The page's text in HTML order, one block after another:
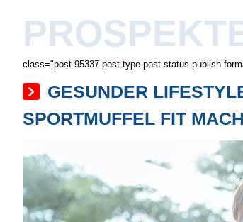
class="post-95337 post type-post status-publish
GESUNDER
SPORTMUFFEL FIT